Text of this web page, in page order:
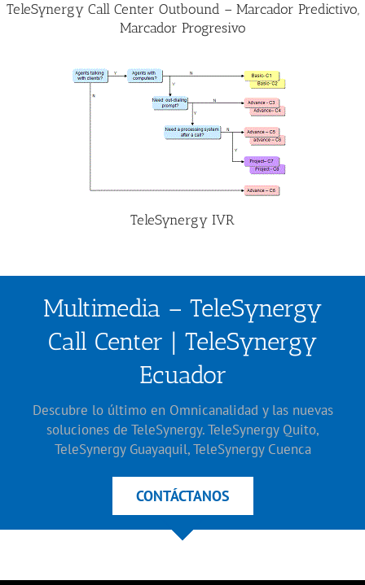
TeleSynergy Call Center Outbound – Marcador Predictivo,
Marcador Progresivo
TeleSynergy IVR
Multimedia – TeleSynergy
Call Center | TeleSynergy
Ecuador
Descubre lo último en Omnicanalidad y las nuevas
soluciones de TeleSynergy. TeleSynergy Quito,
TeleSynergy Guayaquil, TeleSynergy Cuenca
CONTÁCTANOS